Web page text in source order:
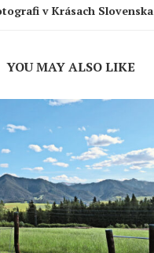
v Krásach Slovenska
YOU MAY ALSO LIKE